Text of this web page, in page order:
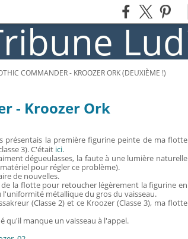
COMMANDER - KROOZER ORK (DEUXIÈME !)
- Kroozer Ork
présentais la première figurine peinte de ma flotte
3). C'était ici.
dégueulasses, la faute à une lumière naturelle
pour régler ce problème).
de nouvelles.
la flotte pour retoucher légèrement la figurine en
métallique du gros du vaisseau.
(Classe 2) et ce Kroozer (Classe 3), ma flotte
qu'il manque un vaisseau à l'appel.